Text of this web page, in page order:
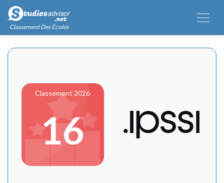
Classement Des Écoles
Classement 2026
16